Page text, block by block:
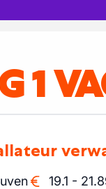
1
19.1 -